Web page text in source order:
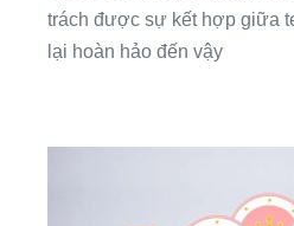
trách được sự kết hợp giữa
lại hoàn hảo đến vậy